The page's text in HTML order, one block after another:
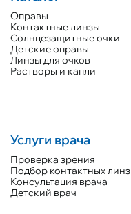
Оправы
Контактные линзы
Солнцезащитные очки
Детские оправы
Линзы для очков
Растворы и капли
Услуги врача
Проверка зрения
Подбор контактных линз
Консультация врача
Детский врач